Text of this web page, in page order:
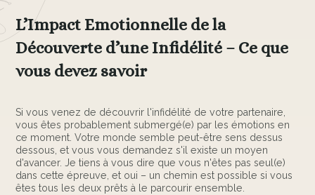
L’Impact Emotionnelle de la
Découverte d’une Infidélité – Ce que
vous devez savoir
Si vous venez de découvrir l'infidélité de votre partenaire,
vous êtes probablement submergé(e) par les émotions en
ce moment. Votre monde semble peut-être sens dessus
dessous, et vous vous demandez s'il existe un moyen
d'avancer. Je tiens à vous dire que vous n'êtes pas seul(e)
dans cette épreuve, et oui – un chemin est possible si vous
êtes tous les deux prêts à le parcourir ensemble.